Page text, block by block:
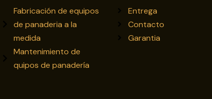
Fabricación de equipos
de panaderia a la
medida
Mantenimiento de
quipos de panadería
Entrega
Contacto
Garantia